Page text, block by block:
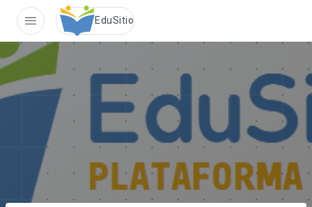
Sin conexi�n
EduSitio